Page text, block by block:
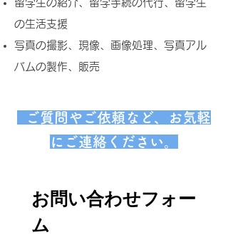
留学生の紹介、留学手続の代行、留学生
の生活支援
写真の撮影、現像、画像処理、写真アル
バムの製作、販売
ご質問やご依頼など、お気軽
にご連絡ください。
お問い合わせフォー
ム